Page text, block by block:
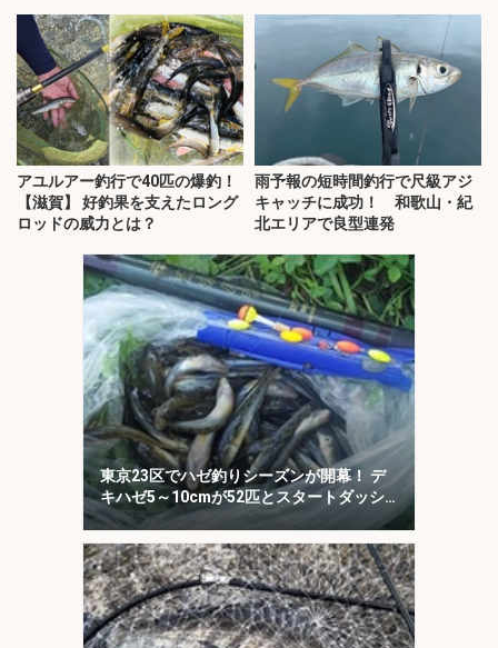
アユルアー釣行で40匹の爆釣！
【滋賀】 好釣果を支えたロング
ロッドの威力とは？
雨予報の短時間釣行で尺級アジ
キャッチに成功！ 和歌山・紀
北エリアで良型連発
東京23区でハゼ釣りシーズンが開幕！ デ
キハゼ5～10cmが52匹とスタートダッシ
ュに成功